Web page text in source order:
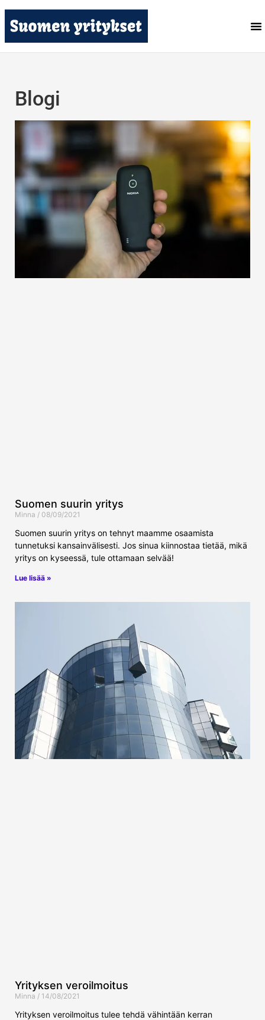
Blogi
Suomen suurin yritys
Minna 08/09/2021
Suomen suurin yritys on tehnyt maamme osaamista
tunnetuksi kansainvälisesti. Jos sinua kiinnostaa tietää, mikä
yritys on kyseessä, tule ottamaan selvää!
Lue lisää »
Yrityksen veroilmoitus
Minna 14/08/2021
Yrityksen veroilmoitus tulee tehdä vähintään kerran